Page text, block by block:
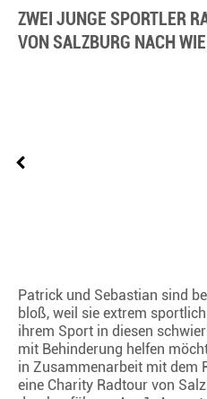
ZWEI JUNGE SPORTLER
VON SALZBURG NACH
Patrick und Sebastian sind
bloß, weil sie extrem
ihrem Sport in diesen
mit Behinderung helfen
in Zusammenarbeit mit dem
eine Charity Radtour von